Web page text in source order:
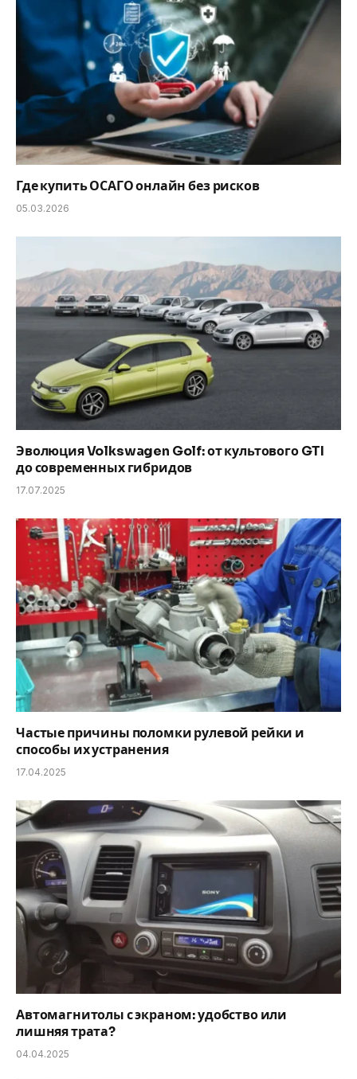
Где купить ОСАГО онлайн без рисков
05.03.2026
Эволюция Volkswagen Golf: от культового GTI
до современных гибридов
17.07.2025
Частые причины поломки рулевой рейки и
способы их устранения
17.04.2025
Автомагнитолы с экраном: удобство или
лишняя трата?
04.04.2025